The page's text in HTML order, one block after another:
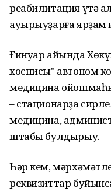
реабилитация үтә
ауырыуҙарға ярҙам
Ғинуар айында
хосписы" автоном
медицина
– стационарҙа
медицина,
штабы булдырыу.
Һәр кем,
реквизиттар